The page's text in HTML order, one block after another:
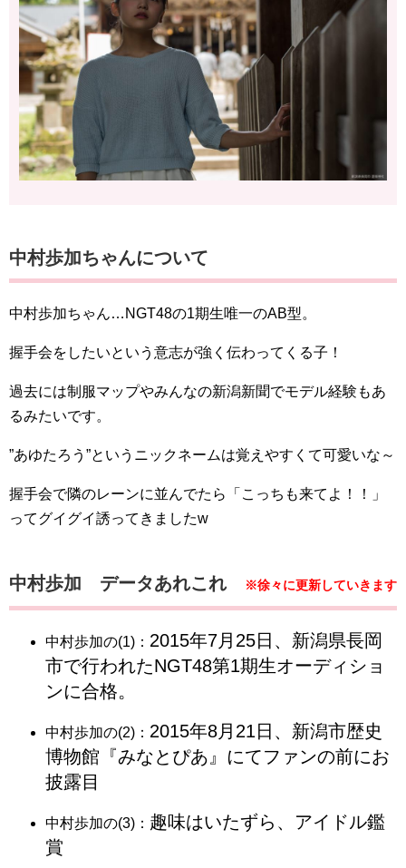
中村歩加ちゃんについて
中村歩加ちゃん…NGT48の1期生唯一のAB型。
握手会をしたいという意志が強く伝わってくる子！
過去には制服マップやみんなの新潟新聞でモデル経験もあ
るみたいです。
”あゆたろう”というニックネームは覚えやすくて可愛いな～
握手会で隣のレーンに並んでたら「こっちも来てよ！！」
ってグイグイ誘ってきましたw
中村歩加 データあれこれ ※徐々に更新していきます
中村歩加の(1)： 2015年7月25日、新潟県長岡
市で行われたNGT48第1期生オーディショ
ンに合格。
中村歩加の(2)： 2015年8月21日、新潟市歴史
博物館『みなとぴあ』にてファンの前にお
披露目
中村歩加の(3)： 趣味はいたずら、アイドル鑑
賞